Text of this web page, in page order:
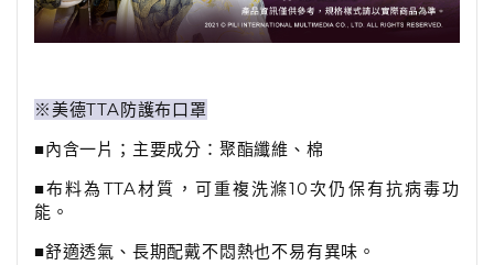
※美德TTA防護布口罩
■內含一片；主要成分：聚酯纖維、棉
■布料為TTA材質，可重複洗滌10次仍保有抗病毒功
能。
■舒適透氣、長期配戴不悶熱也不易有異味。